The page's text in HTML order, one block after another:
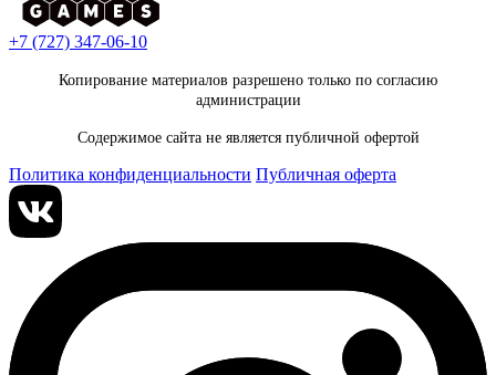
+7 (727) 347-06-10
Копирование материалов разрешено только по согласию
администрации
Содержимое сайта не является публичной офертой
Политика конфиденциальности Публичная оферта